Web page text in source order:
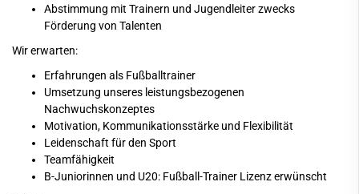
Abstimmung mit Trainern und Jugendleiter zwecks
Förderung von Talenten
Wir erwarten:
Erfahrungen als Fußballtrainer
Umsetzung unseres leistungsbezogenen
Nachwuchskonzeptes
Motivation, Kommunikationsstärke und Flexibilität
Leidenschaft für den Sport
Teamfähigkeit
B-Juniorinnen und U20: Fußball-Trainer Lizenz erwünscht